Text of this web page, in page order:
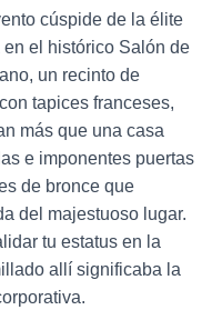
cúspide de la élite
el histórico Salón de
un recinto de
tapices franceses,
más que una casa
e imponentes puertas
de bronce que
del majestuoso lugar.
tu estatus en la
allí significaba la